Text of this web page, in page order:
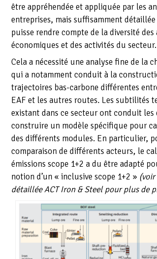
être appréhendée et appliquée par les
entreprises, mais suffisamment
puisse rendre compte de la diversité des
économiques et des activités du secteur.
Cela a nécessité une analyse fine de la
qui a notamment conduit à la
trajectoires bas-carbone différentes
EAF et les autres routes. Les subtilités
existant dans ce secteur ont conduit les
construire un modèle spécifique pour
des différents modules. En particulier,
comparaison de différents acteurs, le
émissions scope 1+2 a du être adapté
notion d’un « inclusive scope 1+2 »
détaillée ACT Iron & Steel pour plus de